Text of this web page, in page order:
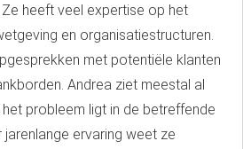
heeft veel expertise op het
en organisatiestructuren.
met potentiële klanten
Andrea ziet meestal al
probleem ligt in de betreffende
ervaring weet ze